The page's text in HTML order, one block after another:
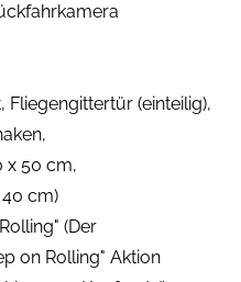
Fliegengittertür (einteilig),
x 50 cm,
cm)
(Der
on Rolling" Aktion